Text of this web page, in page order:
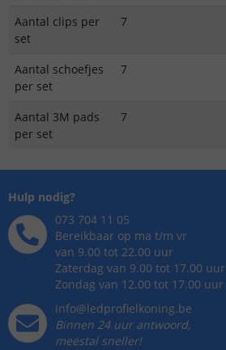
Aantal clips per
set
7
Aantal schoefjes
per set
7
Aantal 3M pads
per set
7
Hulp nodig?
073 704 11 05
Bereikbaar op ma t/m vr
van 9.00 tot 22.00 uur
Zaterdag van 9.00 tot 17.00 uur
Zondag van 12.00 tot 17.00 uur
info@ledprofielkoning.be
Binnen 24 uur antwoord,
meestal sneller!